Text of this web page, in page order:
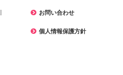
お問い合わせ
個人情報保護方針